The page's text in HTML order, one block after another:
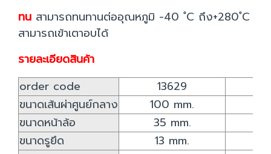
ทน สามารถทนทานต่ออุณหภูมิ -40 ํC ถึง+280 ํC
สามารถเข้าเตาอบได้
รายละเอียดสินค้า
order code
13629
ขนาดเส้นผ่าศูนย์กลาง
100 mm.
ขนาดหน้าล้อ
35 mm.
ขนาดรูยึด
13 mm.